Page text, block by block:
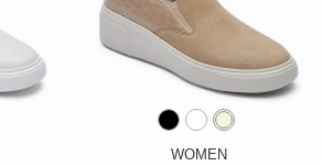
WOMEN